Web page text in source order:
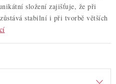
složení zajišťuje, že při
stabilní i při tvorbě větších